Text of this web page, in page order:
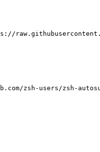
zsh-users/zsh-